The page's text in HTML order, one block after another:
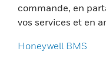
commande, en
vos services et en
Honeywell BMS